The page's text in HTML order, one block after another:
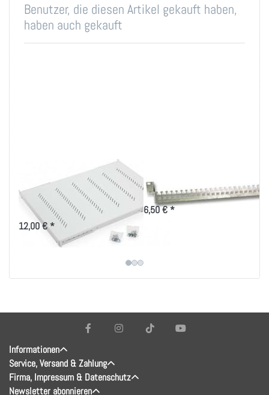
Benutzer, die diesen Artikel gekauft haben,
haben auch gekauft
19 Zoll Fachboden
bis 80kg Belastung
in versch. Tiefen
12,00 € *
19 Zoll
6,50 € *
Informationen
Service, Versand & Zahlung
Firma, Impressum & Datenschutz
Newsletter abonnieren